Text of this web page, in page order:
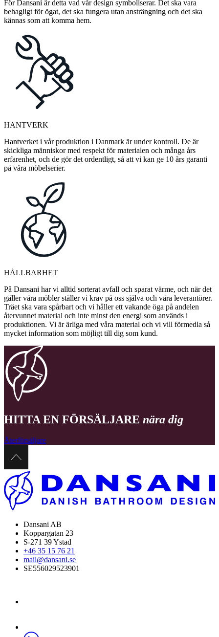
För Dansani är detta vad vår design symboliserar. Det ska vara
behagligt för ögat, det ska fungera utan ansträngning och det ska
kännas som att komma hem.
HANTVERK
Hantverket i vår produktion i Danmark är under kontroll. De är
skickliga människor med respekt för materialen och många års
erfarenhet, och de gör det ordentligt, så att vi kan ge 10 års garanti
på våra möbelserier.
HÅLLBARHET
På Dansani har vi alltid sorterat avfall och sparat värme, och när det
gäller våra möbler ställer vi krav på oss själva och våra leverantörer.
Träet ska vara spårbart och vi håller ett vakande öga på andelen
återvunnet material och inte minst den energi som används i
produktionen. Vi är ärliga med våra material och vi vill förmedla så
mycket information som möjligt till dig som kund.
HITTA EN FÖRSÄLJARE nära dig
Återförsäljare
Dansani AB
Koppargatan 23
S-271 39 Ystad
+46 35 15 76 21
mail@dansani.se
SE556029523901